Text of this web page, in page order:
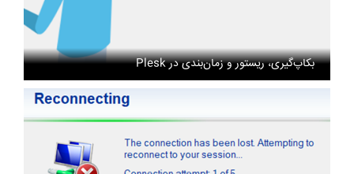
بکاپ‌گیری، ریستور و زمان‌بندی در Plesk